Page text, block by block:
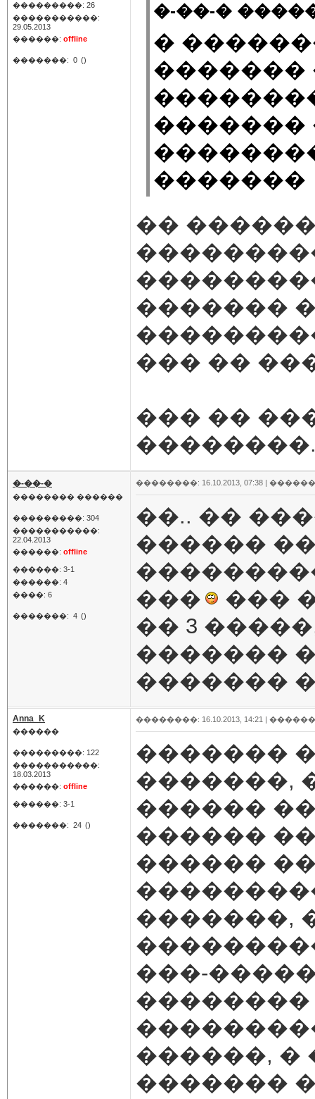
���������: 26
�����������:
29.05.2013
������: offline
�������: 0 ()
�-��-�
�
�������
�������
�������
��
�������
��� ��
��� ��
�-��-�
�������� ������
���������: 304
�����������:
22.04.2013
������: offline
������: 3-1
������: 4
����: 6
�������: 4 ()
��������: 16.10.2013, 07:38 |
��.. ��
������
���
���
�� 3
�������
�������
Anna_K
������
���������: 122
�����������:
18.03.2013
������: offline
������: 3-1
�������: 24 ()
��������: 16.10.2013, 14:21 |
�������
�������,
������
������
������
�������,
���-
��������
������, �
�������